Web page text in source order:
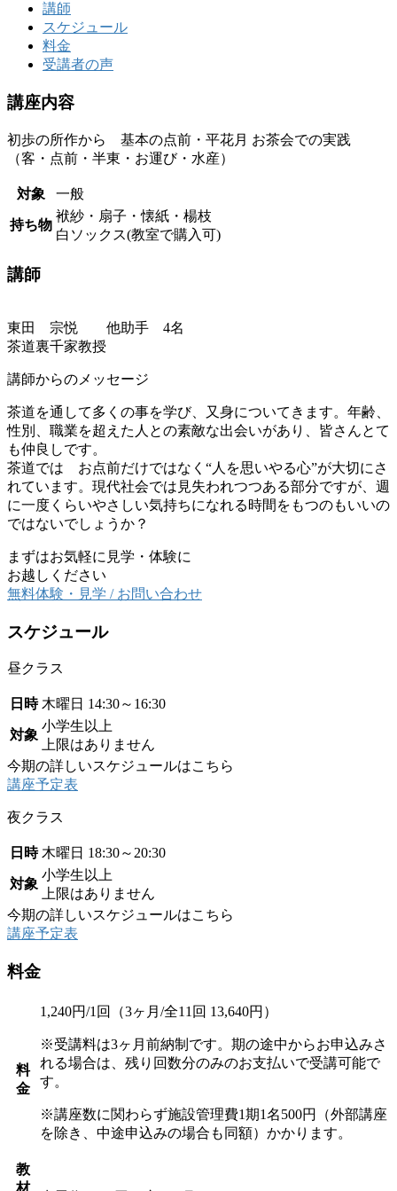
講師
スケジュール
料金
受講者の声
講座内容
初歩の所作から 基本の点前・平花月 お茶会での実践
（客・点前・半東・お運び・水産）
対象 一般
持ち物
袱紗・扇子・懐紙・楊枝
白ソックス(教室で購入可)
講師
東田 宗悦 他助手 4名
茶道裏千家教授
講師からのメッセージ
茶道を通して多くの事を学び、又身についてきます。年齢、
性別、職業を超えた人との素敵な出会いがあり、皆さんとて
も仲良しです。
茶道では お点前だけではなく“人を思いやる心”が大切にさ
れています。現代社会では見失われつつある部分ですが、週
に一度くらいやさしい気持ちになれる時間をもつのもいいの
ではないでしょうか？
まずはお気軽に見学・体験に
お越しください
無料体験・見学 / お問い合わせ
スケジュール
昼クラス
日時 木曜日 14:30～16:30
対象
小学生以上
上限はありません
今期の詳しいスケジュールはこちら
講座予定表
夜クラス
日時 木曜日 18:30～20:30
対象
小学生以上
上限はありません
今期の詳しいスケジュールはこちら
講座予定表
料金
料
金
1,240円/1回（3ヶ月/全11回 13,640円）
※受講料は3ヶ月前納制です。期の途中からお申込みさ
れる場合は、残り回数分のみのお支払いで受講可能で
す。
※講座数に関わらず施設管理費1期1名500円（外部講座
を除き、中途申込みの場合も同額）かかります。
教
材